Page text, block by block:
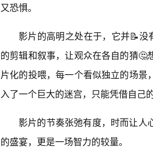
又恐惧。
影片的高明之处在于，它并📝没
的剪辑和叙事，让观众在各自的猜
片化的投喂，每一个看似独立的场
入了一个巨大的迷宫，只能凭借自己
影片的节奏张弛有度，时而让人
的盛宴，更是一场智力的较量。